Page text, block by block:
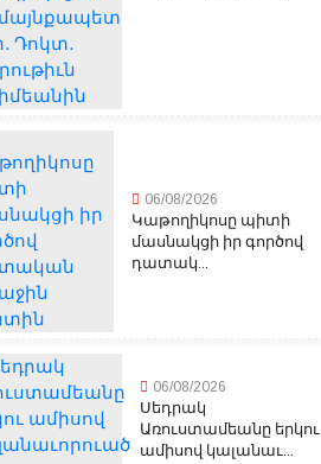
06/08/2026
Կաթողիկոսը պիտի
մասնակցի իր գործով
դատակ...
06/08/2026
Սեդրակ
Առուստամեանը երկու
ամիսով կալանաւ...